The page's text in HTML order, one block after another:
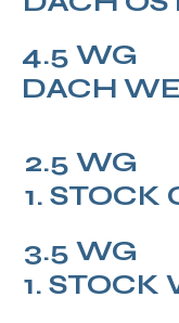
4.5 WG
DACH
2.5 WG
1. STOCK
3.5 WG
1. STOCK